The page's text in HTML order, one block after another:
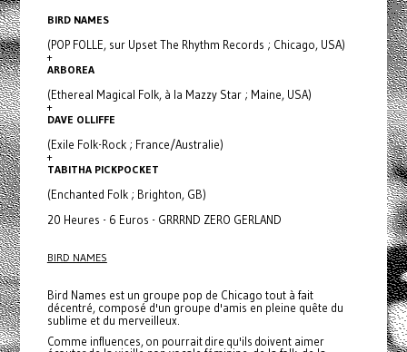
BIRD NAMES
(POP FOLLE, sur Upset The Rhythm Records ; Chicago, USA)
+
ARBOREA
(Ethereal Magical Folk, à la Mazzy Star ; Maine, USA)
+
DAVE OLLIFFE
(Exile Folk-Rock ; France/Australie)
+
TABITHA PICKPOCKET
(Enchanted Folk ; Brighton, GB)
20 Heures - 6 Euros - GRRRND ZERO GERLAND
BIRD NAMES
Bird Names est un groupe pop de Chicago tout à fait
décentré, composé d'un groupe d'amis en pleine quête du
sublime et du merveilleux.
Comme influences, on pourrait dire qu'ils doivent aimer